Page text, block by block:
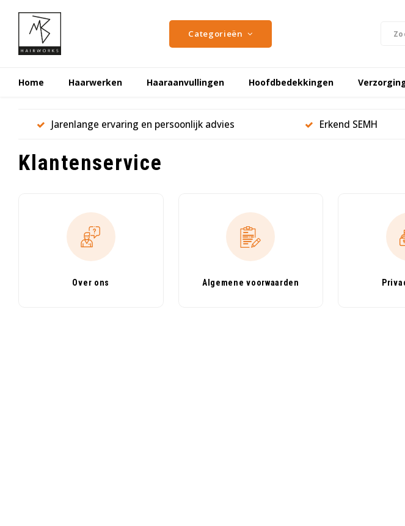
Categorieën
Home Haarwerken Haaraanvullingen Hoofdbedekkingen
Jarenlange ervaring en persoonlijk advies Erkend SEMH
Klantenservice
Over ons Algemene voorwaarden